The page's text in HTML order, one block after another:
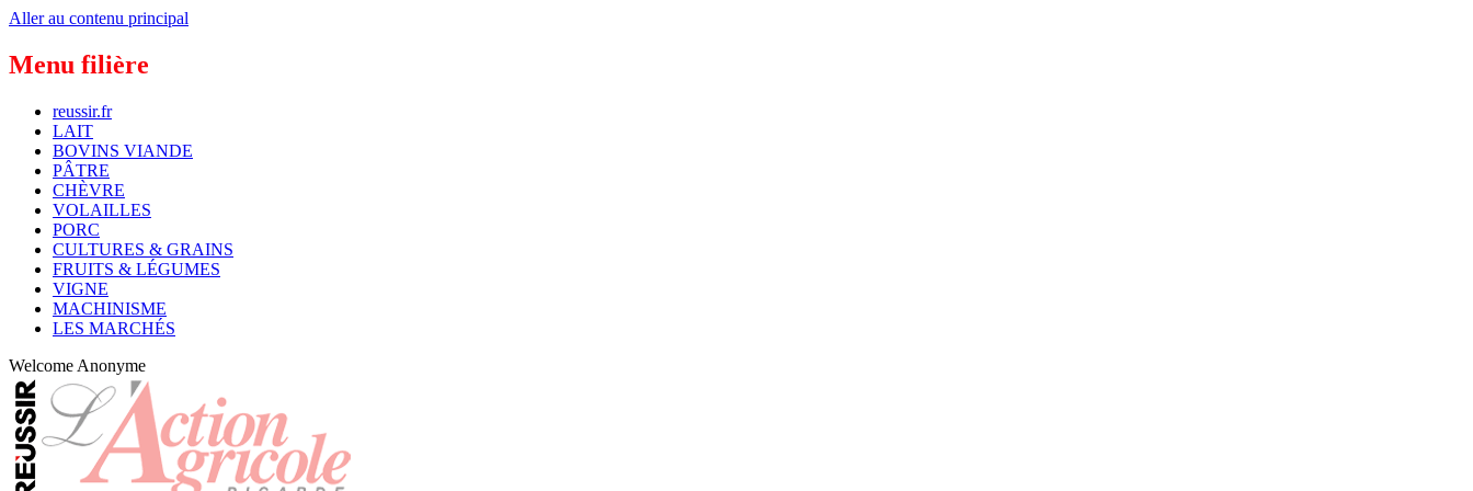
Aller au contenu principal
Menu filière
reussir.fr
LAIT
BOVINS VIANDE
PÂTRE
CHÈVRE
VOLAILLES
PORC
CULTURES & GRAINS
FRUITS & LÉGUMES
VIGNE
MACHINISME
LES MARCHÉS
Welcome Anonyme